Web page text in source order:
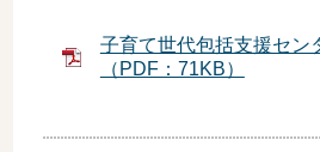
子育て世代包括支援セン
（PDF：71KB）